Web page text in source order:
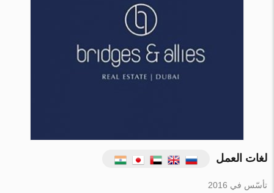
لغات العمل
تأسّس في 2016